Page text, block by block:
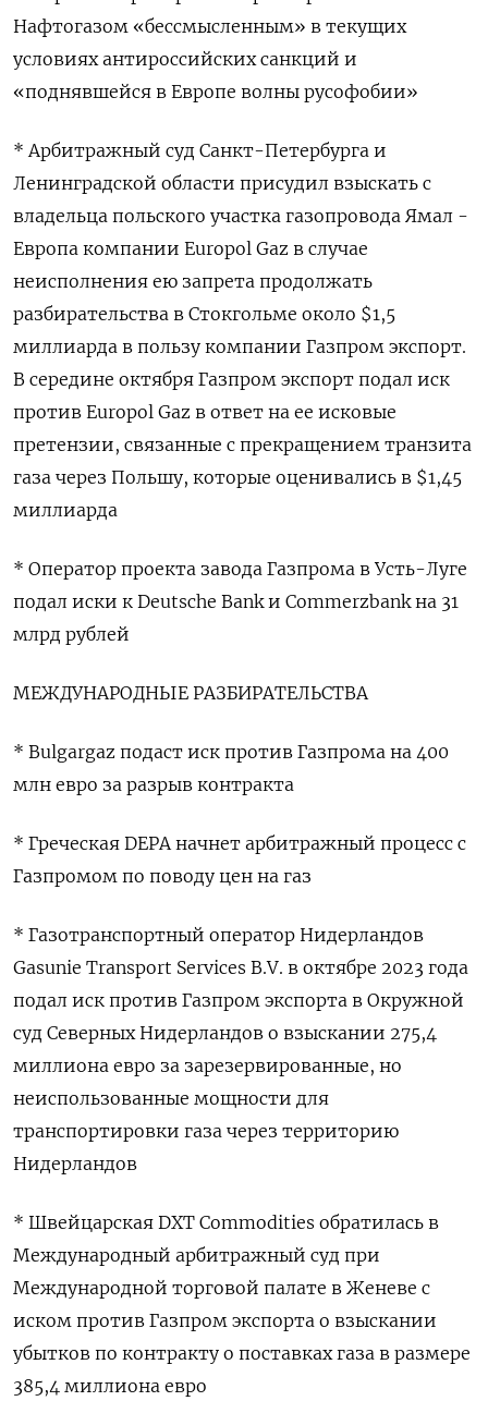
Нафтогазом «бессмысленным» в текущих
условиях антироссийских санкций и
«поднявшейся в Европе волны русофобии»
* Арбитражный суд Санкт-Петербурга и
Ленинградской области присудил взыскать с
владельца польского участка газопровода Ямал -
Европа компании Europol Gaz в случае
неисполнения ею запрета продолжать
разбирательства в Стокгольме около $1,5
миллиарда в пользу компании Газпром экспорт.
В середине октября Газпром экспорт подал иск
против Europol Gaz в ответ на ее исковые
претензии, связанные с прекращением транзита
газа через Польшу, которые оценивались в $1,45
миллиарда
* Оператор проекта завода Газпрома в Усть-Луге
подал иски к Deutsche Bank и Commerzbank на 31
млрд рублей
МЕЖДУНАРОДНЫЕ РАЗБИРАТЕЛЬСТВА
* Bulgargaz подаст иск против Газпрома на 400
млн евро за разрыв контракта
* Греческая DEPA начнет арбитражный процесс с
Газпромом по поводу цен на газ
* Газотранспортный оператор Нидерландов
Gasunie Transport Services B.V. в октябре 2023 года
подал иск против Газпром экспорта в Окружной
суд Северных Нидерландов о взыскании 275,4
миллиона евро за зарезервированные, но
неиспользованные мощности для
транспортировки газа через территорию
Нидерландов
* Швейцарская DXT Commodities обратилась в
Международный арбитражный суд при
Международной торговой палате в Женеве с
иском против Газпром экспорта о взыскании
убытков по контракту о поставках газа в размере
385,4 миллиона евро